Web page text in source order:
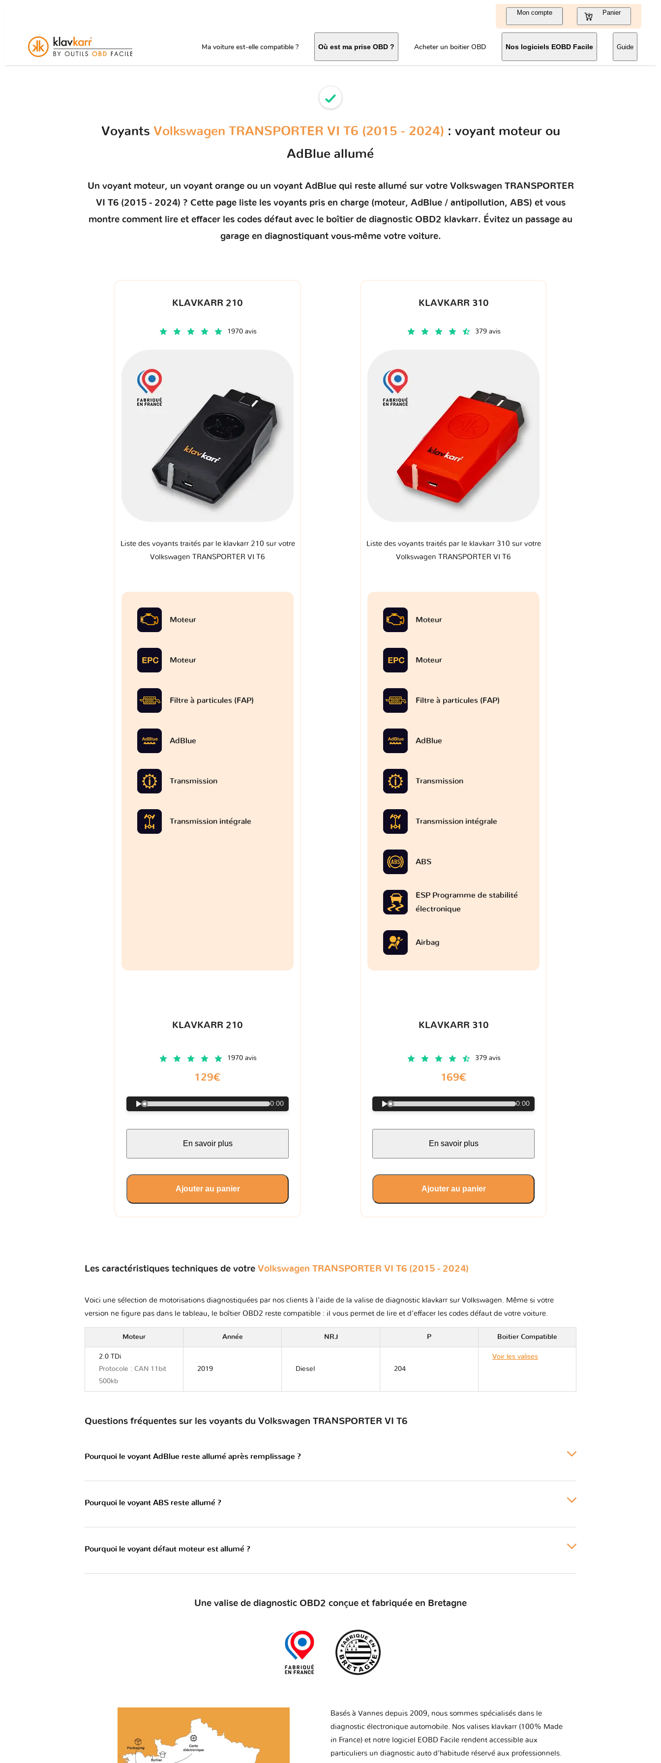
Mon compte Panier
Ma voiture est-elle compatible ? Où est ma prise OBD ? Acheter un boitier OBD Nos logiciels EOBD Facile Guide
Voyants Volkswagen TRANSPORTER VI T6 (2015 - 2024) : voyant moteur ou
AdBlue allumé
Un voyant moteur, un voyant orange ou un voyant AdBlue qui reste allumé sur votre Volkswagen TRANSPORTER
VI T6 (2015 - 2024) ? Cette page liste les voyants pris en charge (moteur, AdBlue / antipollution, ABS) et vous
montre comment lire et effacer les codes défaut avec le boîtier de diagnostic OBD2 klavkarr. Évitez un passage au
garage en diagnostiquant vous-même votre voiture.
KLAVKARR 210
1970 avis
Liste des voyants traités par le klavkarr 210 sur votre
Volkswagen TRANSPORTER VI T6
Moteur
Moteur
Filtre à particules (FAP)
AdBlue
Transmission
Transmission intégrale
KLAVKARR 210
1970 avis
129€
0:00
En savoir plus
Ajouter au panier
KLAVKARR 310
379 avis
Liste des voyants traités par le klavkarr 310 sur votre
Volkswagen TRANSPORTER VI T6
Moteur
Moteur
Filtre à particules (FAP)
AdBlue
Transmission
Transmission intégrale
ABS
ESP Programme de stabilité
électronique
Airbag
KLAVKARR 310
379 avis
169€
0:00
En savoir plus
Ajouter au panier
Les caractéristiques techniques de votre Volkswagen TRANSPORTER VI T6 (2015 - 2024)
Voici une sélection de motorisations diagnostiquées par nos clients à l'aide de la valise de diagnostic klavkarr sur Volkswagen. Même si votre
version ne figure pas dans le tableau, le boîtier OBD2 reste compatible : il vous permet de lire et d'effacer les codes défaut de votre voiture.
Moteur Année NRJ P Boitier Compatible
2.0 TDi
Protocole : CAN 11bit
500kb
2019 Diesel 204
Voir les valises
Questions fréquentes sur les voyants du Volkswagen TRANSPORTER VI T6
Pourquoi le voyant AdBlue reste allumé après remplissage ?
Pourquoi le voyant ABS reste allumé ?
Pourquoi le voyant défaut moteur est allumé ?
Une valise de diagnostic OBD2 conçue et fabriquée en Bretagne
Basés à Vannes depuis 2009, nous sommes spécialisés dans le
diagnostic électronique automobile. Nos valises klavkarr (100% Made
in France) et notre logiciel EOBD Facile rendent accessible aux
particuliers un diagnostic auto d'habitude réservé aux professionnels.